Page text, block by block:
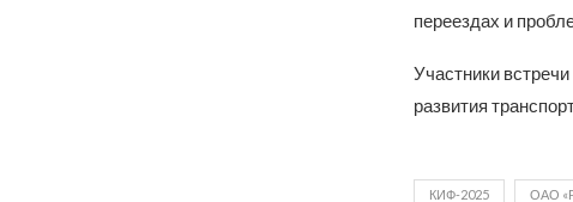
переездах и
Участники
развития
КИФ-2025 ОАО